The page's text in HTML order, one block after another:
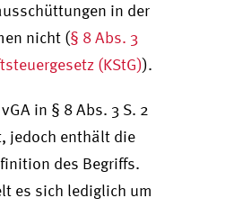
in der
nicht (§ 8 Abs. 3
(KStG)).
in § 8 Abs. 3 S. 2
jedoch enthält die
des Begriffs.
es sich lediglich um